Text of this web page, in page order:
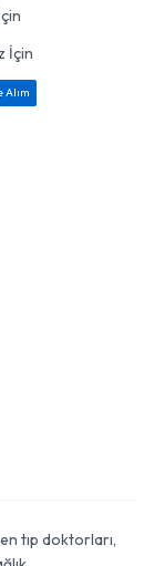
İçin
Alım
tıp doktorları,